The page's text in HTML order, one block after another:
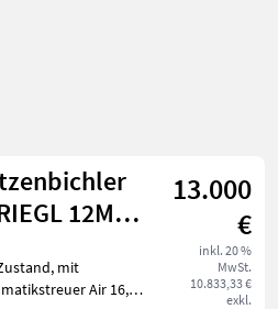
12M
13.000
€
inkl. 20 %
MwSt.
10.833,33 €
exkl.
mit
Air 16,